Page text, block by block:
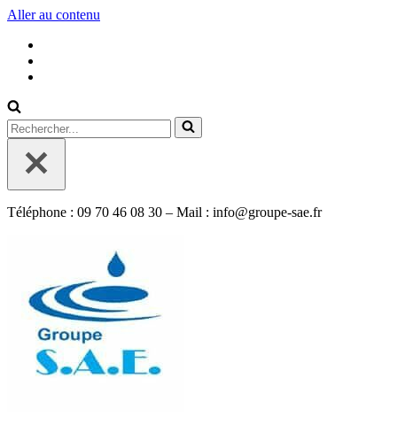
Aller au contenu
Rechercher...
Téléphone : 09 70 46 08 30 – Mail : info@groupe-sae.fr